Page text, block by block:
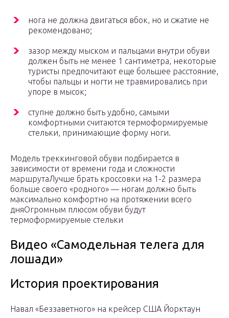
нога не должна двигаться вбок, но и сжатие не
рекомендовано;
зазор между мыском и пальцами внутри обуви
должен быть не менее 1 сантиметра, некоторые
туристы предпочитают еще большее расстояние,
чтобы пальцы и ногти не травмировались при
упоре в мысок;
ступне должно быть удобно, самыми
комфортными считаются термоформируемые
стельки, принимающие форму ноги.
Модель треккинговой обуви подбирается в
зависимости от времени года и сложности
маршрутаЛучше брать кроссовки на 1-2 размера
больше своего «родного» — ногам должно быть
максимально комфортно на протяжении всего
дняОгромным плюсом обуви будут
термоформируемые стельки
Видео «Самодельная телега для
лошади»
История проектирования
Навал «Беззаветного» на крейсер США Йорктаун